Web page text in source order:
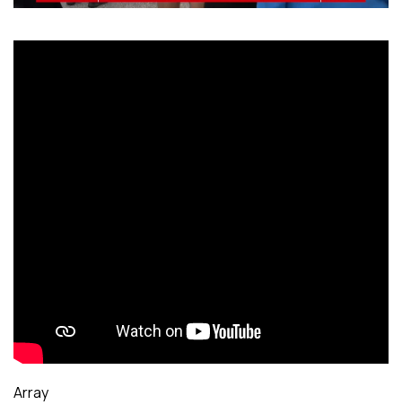
Array